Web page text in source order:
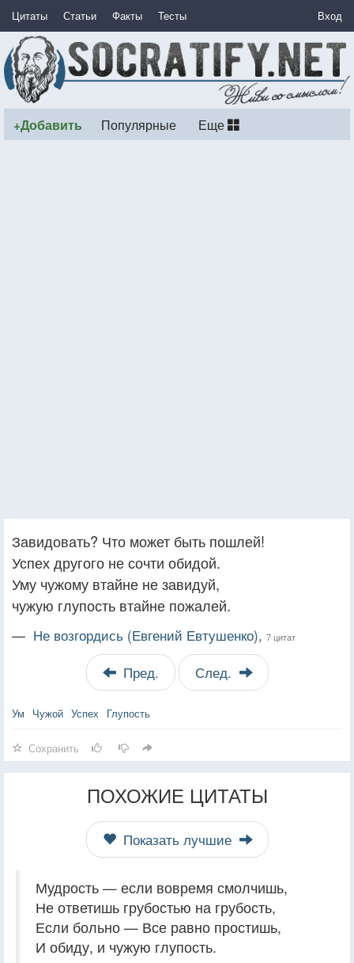
Цитаты Статьи Факты Тесты Вход
+Добавить Популярные Еще
Завидовать? Что может быть пошлей!
Успех другого не сочти обидой.
Уму чужому втайне не завидуй,
чужую глупость втайне пожалей.
— Не возгордись (Евгений Евтушенко), 7 цитат
Пред. След.
Ум Чужой Успех Глупость
Сохранить
ПОХОЖИЕ ЦИТАТЫ
Показать лучшие
Мудрость — если вовремя смолчишь,
Не ответишь грубостью на грубость,
Если больно — Все равно простишь,
И обиду, и чужую глупость.